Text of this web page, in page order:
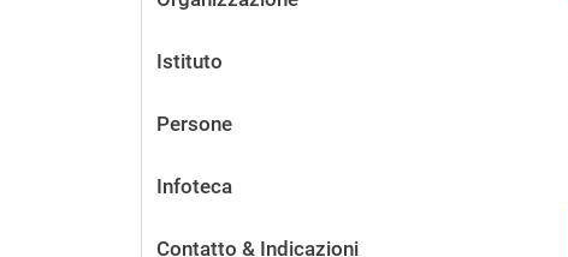
Istituto
Persone
Infoteca
Contatto & Indicazioni